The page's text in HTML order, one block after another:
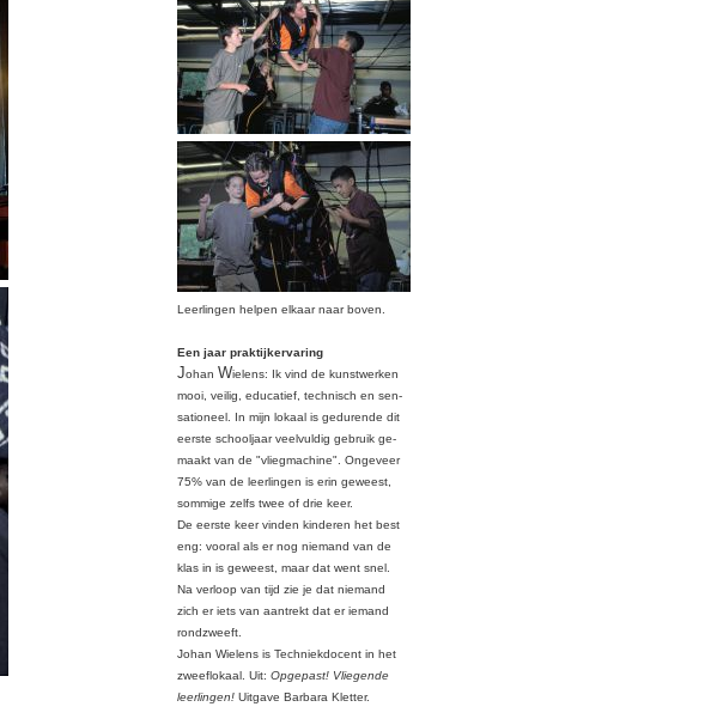
Leerlingen helpen elkaar naar boven.
Een jaar praktijkervaring
Johan Wielens: Ik vind de kunstwerken
mooi, veilig, educatief, technisch en sen-
sationeel. In mijn lokaal is gedurende dit
eerste schooljaar veelvuldig gebruik ge-
maakt van de "vliegmachine". Ongeveer
75% van de leerlingen is erin geweest,
sommige zelfs twee of drie keer.
De eerste keer vinden kinderen het best
eng: vooral als er nog niemand van de
klas in is geweest, maar dat went snel.
Na verloop van tijd zie je dat niemand
zich er iets van aantrekt dat er iemand
rondzweeft.
Johan Wielens is Techniekdocent in het
zweeflokaal. Uit: Opgepast! Vliegende
leerlingen! Uitgave Barbara Kletter.